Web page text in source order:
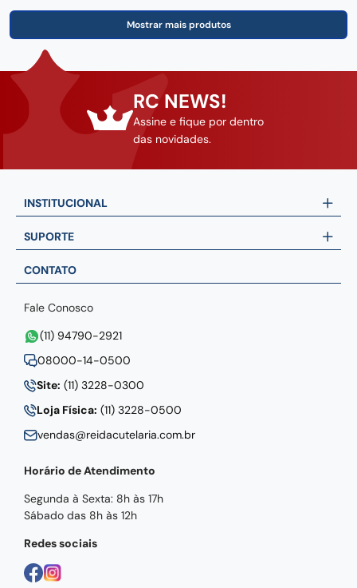
RC NEWS!
Assine e fique por dentro
das novidades.
INSTITUCIONAL
SUPORTE
CONTATO
Fale Conosco
(11) 94790-2921
08000-14-0500
Site: (11) 3228-0300
Loja Física: (11) 3228-0500
vendas@reidacutelaria.com.br
Horário de Atendimento
Segunda à Sexta: 8h às 17h
Sábado das 8h às 12h
Redes sociais